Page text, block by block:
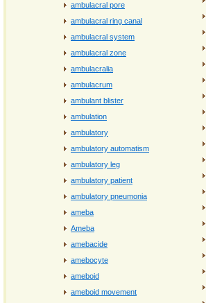
ambulacral pore
ambulacral ring canal
ambulacral system
ambulacral zone
ambulacralia
ambulacrum
ambulant blister
ambulation
ambulatory
ambulatory automatism
ambulatory leg
ambulatory patient
ambulatory pneumonia
ameba
Ameba
amebacide
amebocyte
ameboid
ameboid movement